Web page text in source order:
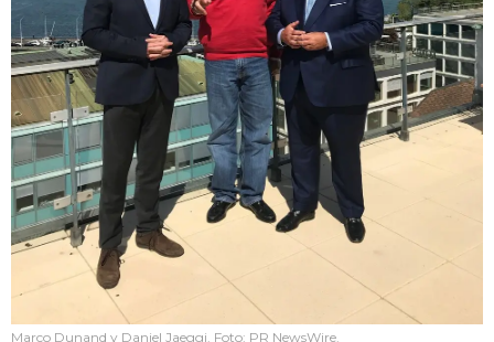
Marco Dunand y Daniel Jaeggi. Foto: PR NewsWire.